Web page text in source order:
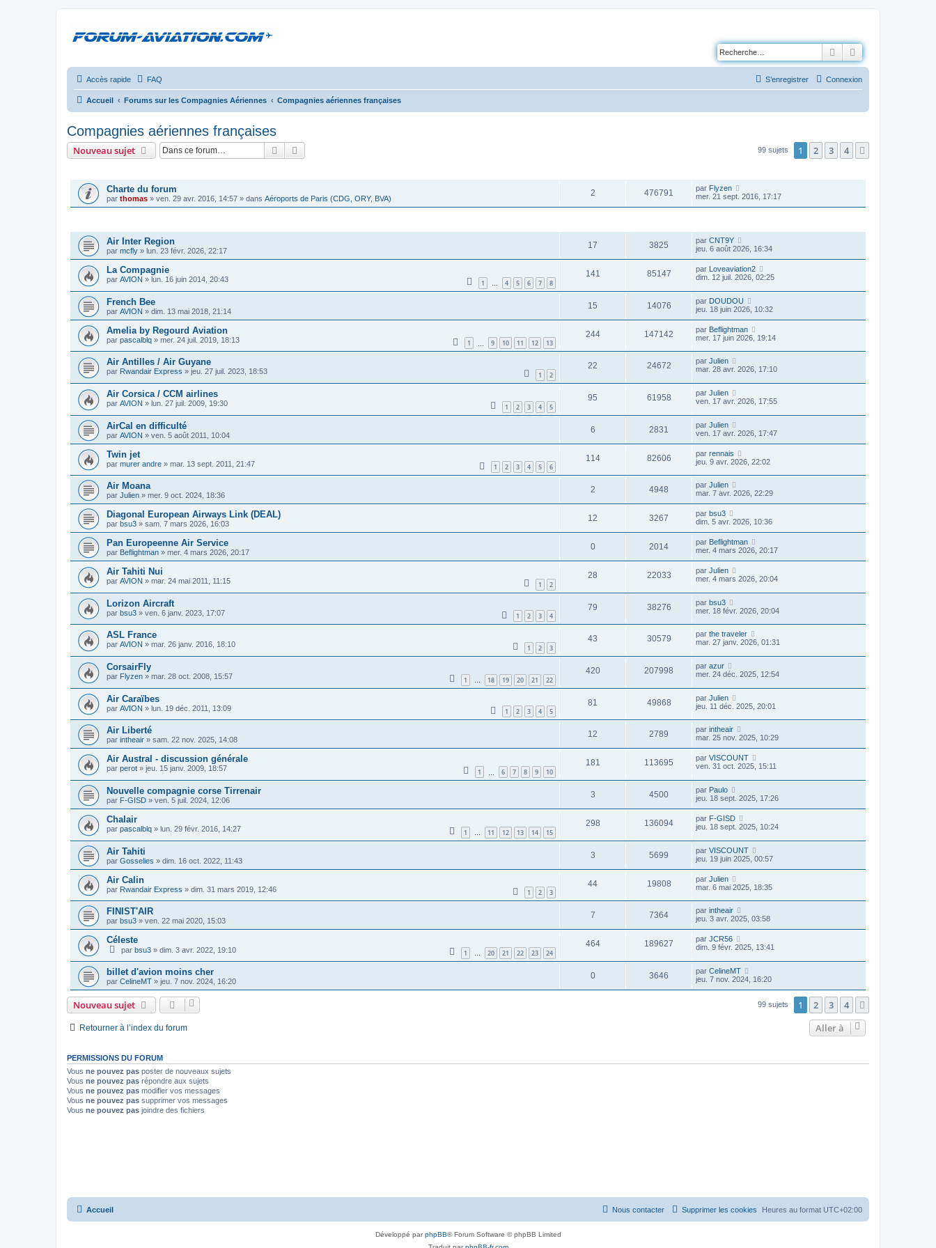
Rechercher
Accès rapide FAQ Connexion
S’enregistrer
Accueil Forums sur les Compagnies Aériennes Compagnies aériennes françaises
Compagnies aériennes françaises
Nouveau sujet Rechercher 99 sujets 1 2 3 4
Charte du forum
par thomas » ven. 29 avr. 2016, 14:57 » dans Aéroports de Paris (CDG, ORY, BVA)
2 476791 par Flyzen
mer. 21 sept. 2016, 17:17
Air Inter Region
par mcfly » lun. 23 févr. 2026, 22:17
17 3825 par CNT9Y
jeu. 6 août 2026, 16:34
La Compagnie
par AVION » lun. 16 juin 2014, 20:43 1 … 4 5 6 7 8
141 85147 par Loveaviation2
dim. 12 juil. 2026, 02:25
French Bee
par AVION » dim. 13 mai 2018, 21:14
15 14076 par DOUDOU
jeu. 18 juin 2026, 10:32
Amelia by Regourd Aviation
par pascalblq » mer. 24 juil. 2019, 18:13 1 9 10 11 12 13
244 147142 par Beflightman
mer. 17 juin 2026, 19:14
Air Antilles / Air Guyane
par Rwandair Express » jeu. 27 juil. 2023, 18:53 1 2
22 24672 par Julien
mar. 28 avr. 2026, 17:10
Air Corsica / CCM airlines
par AVION » lun. 27 juil. 2009, 19:30 1 2 3 4 5
95 61958 par Julien
ven. 17 avr. 2026, 17:55
AirCal en difficulté
par AVION » ven. 5 août 2011, 10:04
6 2831 par Julien
ven. 17 avr. 2026, 17:47
Twin jet
par murer andre » mar. 13 sept. 2011, 21:47 1 2 3 4 5 6
114 82606 par rennais
jeu. 9 avr. 2026, 22:02
Air Moana
par Julien » mer. 9 oct. 2024, 18:36
2 4948 par Julien
mar. 7 avr. 2026, 22:29
Diagonal European Airways Link (DEAL)
par bsu3 » sam. 7 mars 2026, 16:03
12 3267 par bsu3
dim. 5 avr. 2026, 10:36
Pan Europeenne Air Service
par Beflightman » mer. 4 mars 2026, 20:17
0 2014 par Beflightman
mer. 4 mars 2026, 20:17
Air Tahiti Nui
par AVION » mar. 24 mai 2011, 11:15 1 2
28 22033 par Julien
mer. 4 mars 2026, 20:04
Lorizon Aircraft
par bsu3 » ven. 6 janv. 2023, 17:07 1 2 3 4
79 38276 par bsu3
mer. 18 févr. 2026, 20:04
ASL France
par AVION » mar. 26 janv. 2016, 18:10 1 2 3
43 30579 par the traveler
mar. 27 janv. 2026, 01:31
CorsairFly
par Flyzen » mar. 28 oct. 2008, 15:57 1 … 18 19 20 21 22
420 207998 par azur
mer. 24 déc. 2025, 12:54
Air Caraïbes
par AVION » lun. 19 déc. 2011, 13:09 1 2 3 4 5
81 49868 par Julien
jeu. 11 déc. 2025, 20:01
Air Liberté
par intheair » sam. 22 nov. 2025, 14:08
12 2789 par intheair
mar. 25 nov. 2025, 10:29
Air Austral - discussion générale
par perot » jeu. 15 janv. 2009, 18:57 1 6 7 8 9 10
181 113695 par VISCOUNT
ven. 31 oct. 2025, 15:11
Nouvelle compagnie corse Tirrenair
par F-GISD » ven. 5 juil. 2024, 12:06
3 4500 par Paulo
jeu. 18 sept. 2025, 17:26
Chalair
par pascalblq » lun. 29 févr. 2016, 14:27 1 … 11 12 13 14 15
298 136094 par F-GISD
jeu. 18 sept. 2025, 10:24
Air Tahiti
par Gosselies » dim. 16 oct. 2022, 11:43
3 5699 par VISCOUNT
jeu. 19 juin 2025, 00:57
Air Calin
par Rwandair Express » dim. 31 mars 2019, 12:46 1 2 3
44 19808 par Julien
mar. 6 mai 2025, 18:35
FINIST'AIR
par bsu3 » ven. 22 mai 2020, 15:03
7 7364 par intheair
jeu. 3 avr. 2025, 03:58
Céleste
par bsu3 » dim. 3 avr. 2022, 19:10 1 … 20 21 22 23 24
464 189627 par JCR56
dim. 9 févr. 2025, 13:41
billet d'avion moins cher
par CelineMT » jeu. 7 nov. 2024, 16:20
0 3646 par CelineMT
jeu. 7 nov. 2024, 16:20
Nouveau sujet 99 sujets 1 2 3 4
Retourner à l’index du forum Aller à
PERMISSIONS DU FORUM
Vous ne pouvez pas poster de nouveaux sujets
Vous ne pouvez pas répondre aux sujets
Vous ne pouvez pas modifier vos messages
Vous ne pouvez pas supprimer vos messages
Vous ne pouvez pas joindre des fichiers
Accueil Heures au format UTC+02:00
Supprimer les cookies
Nous contacter
Développé parphpBB® Forum Software © phpBB Limited